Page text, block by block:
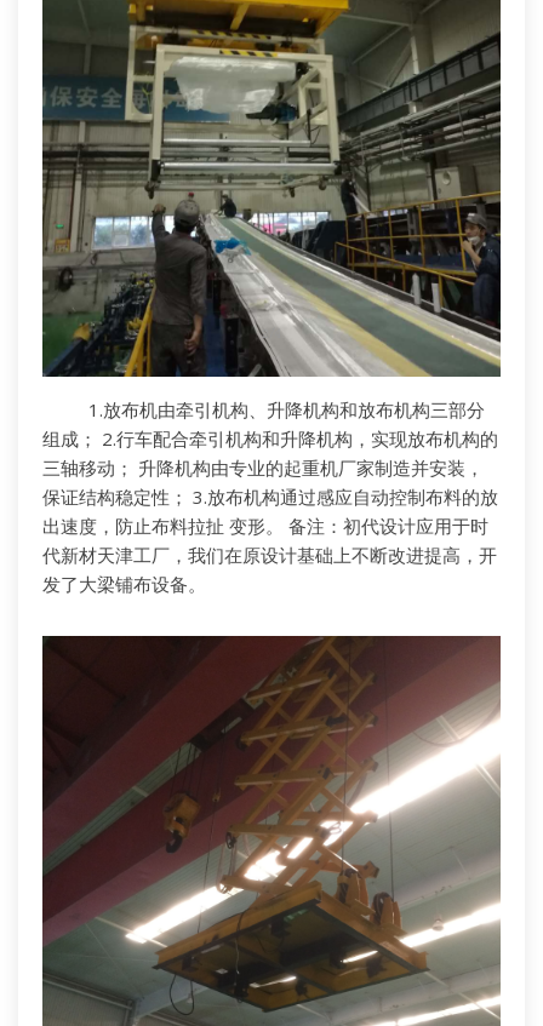
1.放布机由牵引机构、升降机构和放布机构三部分
组成； 2.行车配合牵引机构和升降机构，实现放布机构的
三轴移动； 升降机构由专业的起重机厂家制造并安装，
保证结构稳定性； 3.放布机构通过感应自动控制布料的放
出速度，防止布料拉扯 变形。 备注：初代设计应用于时
代新材天津工厂，我们在原设计基础上不断改进提高，开
发了大梁铺布设备。